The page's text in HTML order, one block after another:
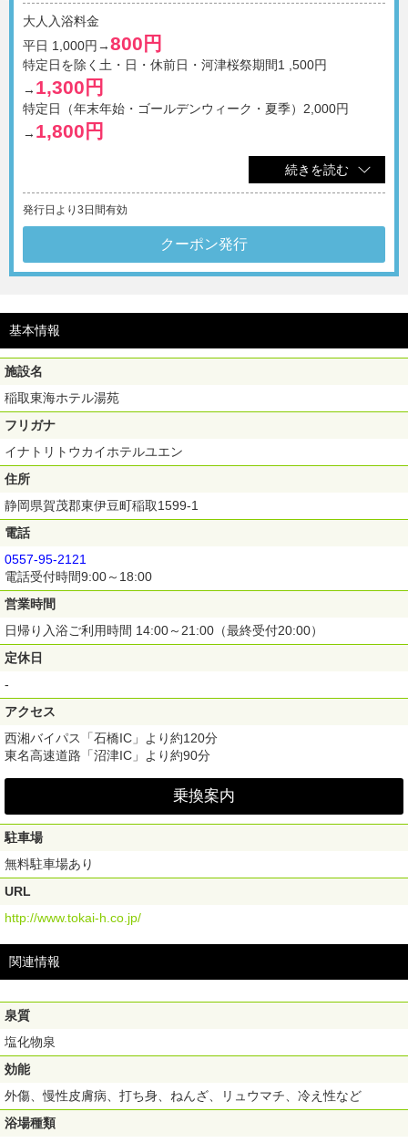
大人入浴料金
平日 1,000円→800円
特定日を除く土・日・休前日・河津桜祭期間1 ,500円
→ 1,300円
特定日（年末年始・ゴールデンウィーク・夏季）2,000円
→ 1,800円
※ご利用時間は60分とさせて頂きますので、予めご了承くださいませ。
※貸切露天風呂のご利用には別途、追加料金が発生致します。また、事前
予約（当日のご宿泊のお客様を除く）はできませんので、予めご了承下さ
※タオル類は有料となります。（バスタオル200円、フェイスタオル100
続きを読む
発行日より3日間有効
クーポン発行
基本情報
施設名
稲取東海ホテル湯苑
フリガナ
イナトリトウカイホテルユエン
住所
静岡県賀茂郡東伊豆町稲取1599-1
電話
0557-95-2121
電話受付時間9:00～18:00
営業時間
日帰り入浴ご利用時間 14:00～21:00（最終受付20:00）
定休日
-
アクセス
西湘バイパス「石橋IC」より約120分
東名高速道路「沼津IC」より約90分
乗換案内
駐車場
無料駐車場あり
URL
http://www.tokai-h.co.jp/
関連情報
泉質
塩化物泉
効能
外傷、慢性皮膚病、打ち身、ねんざ、リュウマチ、冷え性など
浴場種類